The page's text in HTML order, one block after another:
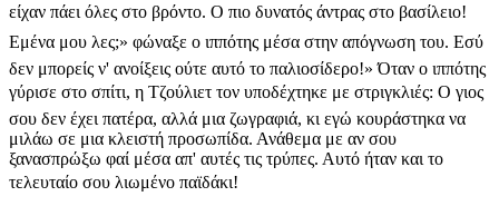
είχαν πάει όλες στο βρόντο. Ο πιο δυνατός άντρας στο βασίλειο!
Εμένα μου λες;» φώναξε ο ιππότης μέσα στην απόγνωση του. Εσύ
δεν μπορείς ν' ανοίξεις ούτε αυτό το παλιοσίδερο!» Όταν ο ιππότης
γύρισε στο σπίτι, η Τζούλιετ τον υποδέχτηκε με στριγκλιές: Ο γιος
σου δεν έχει πατέρα, αλλά μια ζωγραφιά, κι εγώ κουράστηκα να
μιλάω σε μια κλειστή προσωπίδα. Ανάθεμα με αν σου
ξανασπρώξω φαί μέσα απ' αυτές τις τρύπες. Αυτό ήταν και το
τελευταίο σου λιωμένο παϊδάκι!